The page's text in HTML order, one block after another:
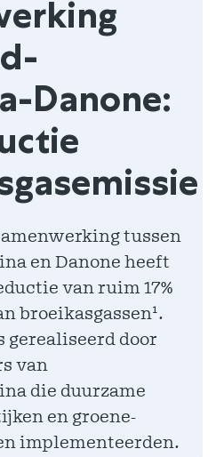
Global
Engels
Duits
Grieks
Nigeria
Engels
Engels
Danone:
tussen
en Danone heeft
van ruim 17%
broeikasgassen¹.
gerealiseerd door
van
die duurzame
en groene-
implementeerden.